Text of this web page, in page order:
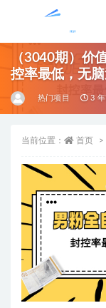
（3040期）价
控率最低，无脑
热门项目 3
当前位置： 首页